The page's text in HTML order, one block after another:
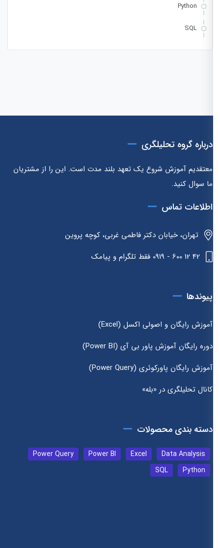
Python
SQL
درباره گروه تحلیلگری
معتقدیم آموزش شروع یک تعهد بلند مدت است. این را از مشتریان
ما سوال کنید.
اطلاعات تماس
تهران، خیابان دکتر فاطمی غربی، کوچه پروین
پیوندها
آموزش رایگان و اصولی اکسل (Excel)
دوره رایگان آموزش پاور بی آی (Power BI)
آموزش رایگان پاورکوئری (Power Query)
کانال تحلیلگری در «بله»
دسته بندی محصولات
Data Analysis
Excel
Power BI
Power Query
Python
SQL